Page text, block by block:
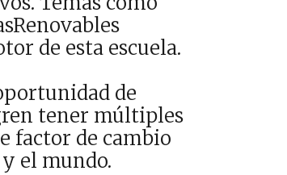
de esta escuela.
de
tener múltiples
factor de cambio
el mundo.